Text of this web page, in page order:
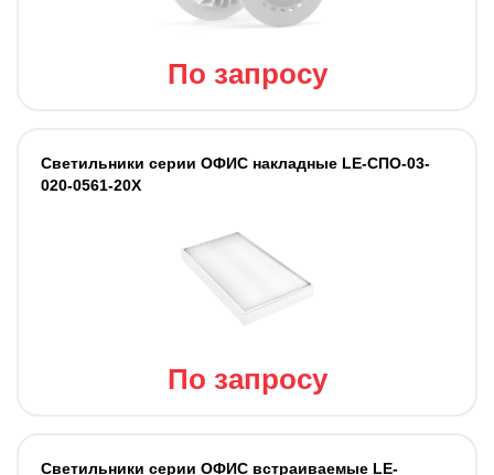
По запросу
Светильники серии ОФИС накладные LE-СПО-03-
020-0561-20Х
По запросу
Светильники серии ОФИС встраиваемые LE-